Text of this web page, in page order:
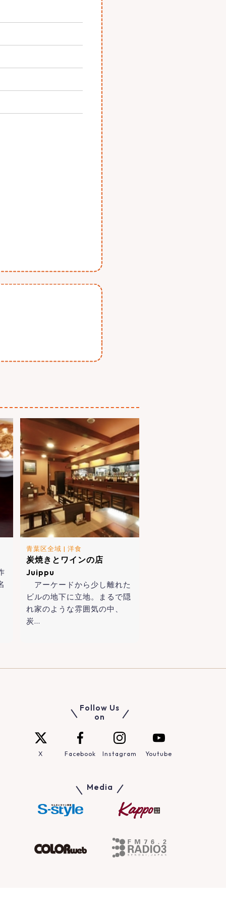
青葉区全域 | 洋食
炭焼きとワインの店
Juippu
アーケードから少し離れた
ビルの地下に立地。まるで隠
れ家のような雰囲気の中、
炭…
Follow Us
on
X Facebook Instagram Youtube
Media